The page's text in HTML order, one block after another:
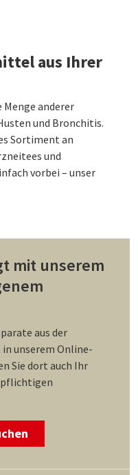
aus Ihrer
anderer
und Bronchitis.
Sortiment an
und
vorbei – unser
mit unserem
aus der
unserem Online-
Sie dort auch Ihr